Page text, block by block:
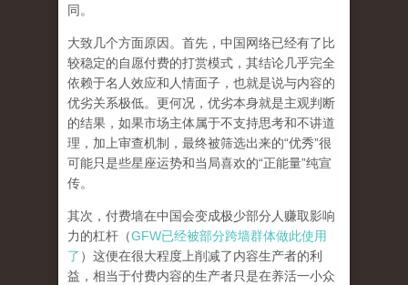
同。
大致几个方面原因。首先，中国网络已经有了比
较稳定的自愿付费的打赏模式，其结论几乎完全
依赖于名人效应和人情面子，也就是说与内容的
优劣关系极低。更何况，优劣本身就是主观判断
的结果，如果市场主体属于不支持思考和不讲道
理，加上审查机制，最终被筛选出来的“优秀”很
可能只是些星座运势和当局喜欢的“正能量”纯宣
传。
其次，付费墙在中国会变成极少部分人赚取影响
力的杠杆（GFW已经被部分跨墙群体做此使用
了 ）这便在很大程度上削减了内容生产者的利
益，相当于付费内容的生产者只是在养活一小众